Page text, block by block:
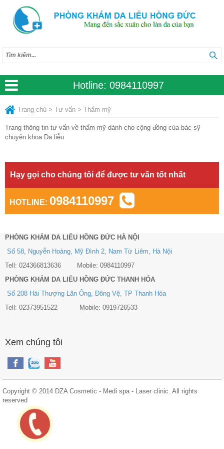
Hotline: 0984110997
Trang chủ > Tư vấn > Thẩm mỹ
Trang thông tin tư vấn về thẩm mỹ dành cho cộng đồng của bác sỹ
chuyên khoa Da liễu
Hạy gọi cho chúng tôi để được tư vấn tốt nhất
HOTLINE: 0984110997
PHÒNG KHÁM DA LIỄU HỒNG ĐỨC HÀ NỘI
Số 58, Nguyễn Hoàng, Mỹ Đình 2, Nam Từ Liêm, Hà Nội
Tell: 024366813636 Mobile: 0984110997
PHÒNG KHÁM DA LIỄU HỒNG ĐỨC THANH HÓA
Số 208 Hải Thượng Lãn Ông, Đông Vệ, TP Thanh Hóa
Tell: 02373951522 Mobile: 0919726533
Xem chúng tôi
Copyright © 2014 DZA Cosmetic - Medi spa - Laser clinic. All rights
reserved